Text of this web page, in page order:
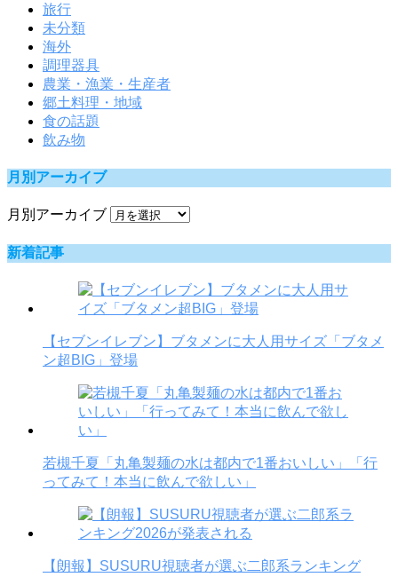
旅行
未分類
海外
調理器具
農業・漁業・生産者
郷土料理・地域
食の話題
飲み物
月別アーカイブ
月別アーカイブ
新着記事
【セブンイレブン】ブタメンに大人用サイズ「ブタメ
ン超BIG」登場
若槻千夏「丸亀製麺の水は都内で1番おいしい」「行
ってみて！本当に飲んで欲しい」
【朗報】SUSURU視聴者が選ぶ二郎系ランキング